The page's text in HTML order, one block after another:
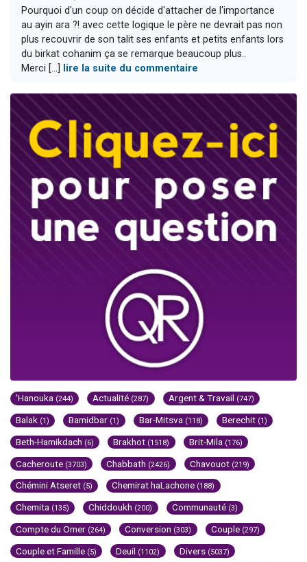
Pourquoi d'un coup on décide d'attacher de l'importance
au ayin ara ?! avec cette logique le père ne devrait pas non
plus recouvrir de son talit ses enfants et petits enfants lors
du birkat cohanim ça se remarque beaucoup plus..
Merci [...]
lire la suite du commentaire
'Hanouka (244) Actualité (287) Argent & Travail (747)
Balak (1) Bamidbar (1) Bar-Mitsva (118) Berechit (1)
Beth-Hamikdach (6) Brakhot (1518) Brit-Mila (176)
Cacheroute (3703) Chabbath (2426) Chavouot (219)
Chémini Atseret (5) Chemirat haLachone (188)
Chemita (135) Chiddoukh (200) Communauté (3)
Compte du Omer (264) Conversion (303) Couple (297)
Couple et Famille (5) Deuil (1102) Divers (5037)